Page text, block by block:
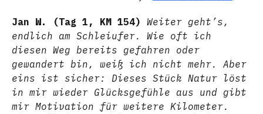
Jan W. (Tag 1, KM 154) Weiter geht’s,
endlich am Schleiufer. Wie oft ich
diesen Weg bereits gefahren oder
gewandert bin, weiß ich nicht mehr. Aber
eins ist sicher: Dieses Stück Natur löst
in mir wieder Glücksgefühle aus und gibt
mir Motivation für weitere Kilometer.